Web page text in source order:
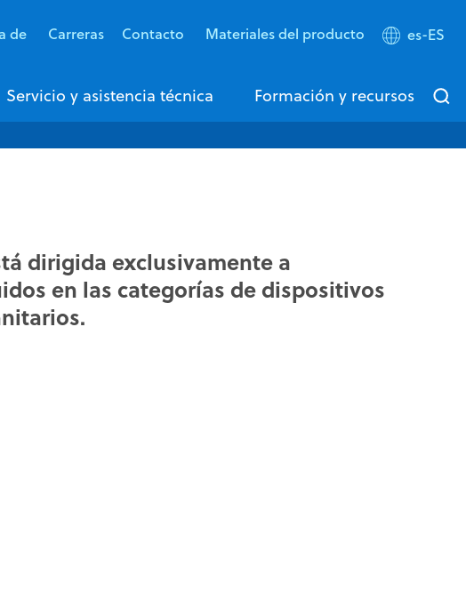
de Carreras Contacto Materiales del producto es-ES
Servicio y asistencia técnica Formación y recursos
dirigida exclusivamente a
en las categorías de dispositivos